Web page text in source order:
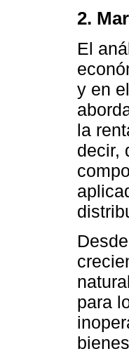
2.
El
y en
la
decir,
para